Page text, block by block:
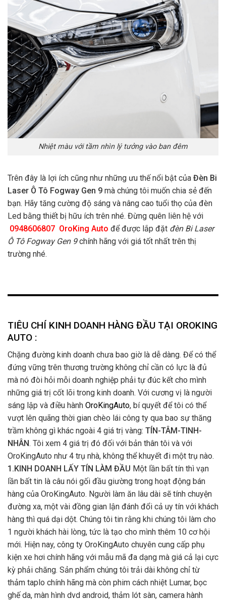
Nhiệt màu với tầm nhìn lý tưởng vào ban đêm
Trên đây là lợi ích cũng như những ưu thế nổi bật của Đèn Bi
Laser Ô Tô Fogway Gen 9 mà chúng tôi muốn chia sẻ đến
bạn. Hãy tăng cường độ sáng và nâng cao tuổi thọ của đèn
Led bằng thiết bị hữu ích trên nhé. Đừng quên liên hệ với
0948606807 OroKing Auto để được lắp đặt đèn Bi Laser
Ô Tô Fogway Gen 9chính hãng với giá tốt nhất trên thị
trường nhé.
TIÊU CHÍ KINH DOANH HÀNG ĐẦU TẠI OROKING
AUTO :
Chặng đường kinh doanh chưa bao giờ là dễ dàng. Để có thể
đứng vững trên thương trường không chỉ cần có lực là đủ
mà nó đòi hỏi mỗi doanh nghiệp phải tự đúc kết cho mình
những giá trị cốt lõi trong kinh doanh. Với cương vị là người
sáng lập và điều hành OroKingAuto, bí quyết để tôi có thể
vượt lên quãng thời gian chèo lái công ty qua bao sự thăng
trầm không gì khác ngoài 4 giá trị vàng: TÍN-TÂM-TINH-
NHÂN. Tôi xem 4 giá trị đó đối với bản thân tôi và với
OroKingAuto như 4 trụ nhà, không thể khuyết đi một trụ nào.
1.KINH DOANH LẤY TÍN LÀM ĐẦU Một lần bất tín thì vạn
lần bất tin là câu nói gối đầu giường trong hoạt động bán
hàng của OroKingAuto. Người làm ăn lâu dài sẽ tính chuyện
đường xa, một vài đồng gian lận đánh đổi cả uy tín với khách
hàng thì quá dại dột. Chúng tôi tin rằng khi chúng tôi làm cho
1 người khách hài lòng, tức là tạo cho mình thêm 10 cơ hội
mới. Hiện nay, công ty OroKingAuto chuyên cung cấp phụ
kiện xe hơi chính hãng với mẫu mã đa dạng mà giá cả lại cực
kỳ phải chăng. Sản phẩm chúng tôi trải dài không chỉ từ
thảm taplo chính hãng mà còn phim cách nhiệt Lumar, bọc
ghế da, màn hình dvd android, thảm lót sàn, camera hành